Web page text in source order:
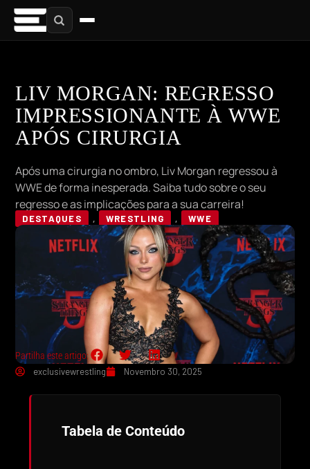
LIV MORGAN: REGRESSO
IMPRESSIONANTE À WWE
APÓS CIRURGIA
Após uma cirurgia no ombro, Liv Morgan regressou à
WWE de forma inesperada. Saiba tudo sobre o seu
regresso e as implicações para a sua carreira!
DESTAQUES , WRESTLING , WWE
Partilha este artigo:
exclusivewrestling
Novembro 30, 2025
Tabela de Conteúdo